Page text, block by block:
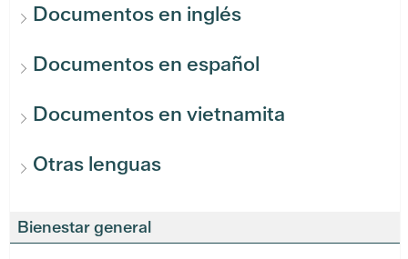
Documentos en inglés
Documentos en español
Documentos en vietnamita
Otras lenguas
Bienestar general